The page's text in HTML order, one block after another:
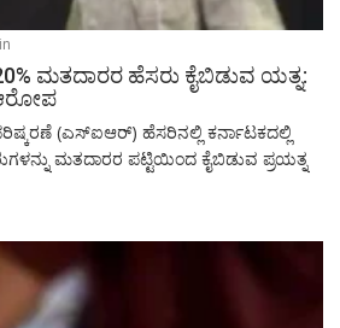
ಮತದಾರರ ಹೆಸರು ಕೈಬಿಡುವ ಯತ್ನ:
(ಎಸ್‌ಐಆರ್‌) ಹೆಸರಿನಲ್ಲಿ ಕರ್ನಾಟಕದಲ್ಲಿ
ಮತದಾರರ ಪಟ್ಟಿಯಿಂದ ಕೈಬಿಡುವ ಪ್ರಯತ್ನ